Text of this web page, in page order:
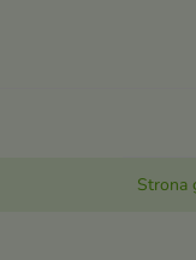
Strona